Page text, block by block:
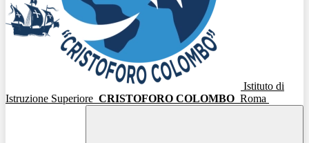
Istituto di
Istruzione Superiore CRISTOFORO COLOMBO Roma